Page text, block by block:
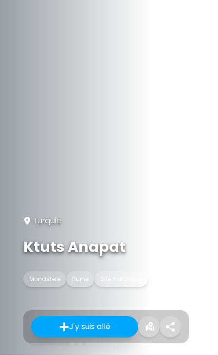
Turquie
Ktuts Anapat
Monastère Ruine Site historique
J'y suis allé